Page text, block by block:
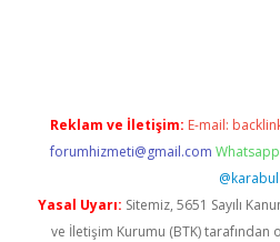
Reklam ve İletişim: E-mail:
forumhizmeti@gmail.com
@karabul
Yasal Uyarı: Sitemiz, 5651 Sayılı
ve İletişim Kurumu (BTK) tarafından